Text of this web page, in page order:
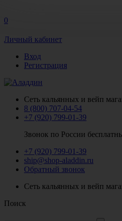
0
Личный кабинет
Вход
Регистрация
Сеть кальянных и вейп
8 (800) 707-04-54
+7 (920) 799-01-39
Звонок по России
+7 (920) 799-01-39
ship@shop-aladdin.ru
Обратный звонок
Сеть кальянных и вейп
Поиск